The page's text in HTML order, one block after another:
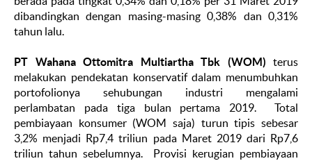
dibandingkan dengan masing-masing 0,38% dan 0,31%
tahun lalu.
PT Wahana Ottomitra Multiartha Tbk (WOM) terus
melakukan pendekatan konservatif dalam menumbuhkan
portofolionya sehubungan industri mengalami
perlambatan pada tiga bulan pertama 2019. Total
pembiayaan konsumer (WOM saja) turun tipis sebesar
3,2% menjadi Rp7,4 triliun pada Maret 2019 dari Rp7,6
triliun tahun sebelumnya. Provisi kerugian pembiayaan